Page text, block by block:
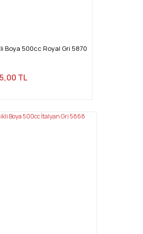
Boya 500cc Royal Gri 5870
TL